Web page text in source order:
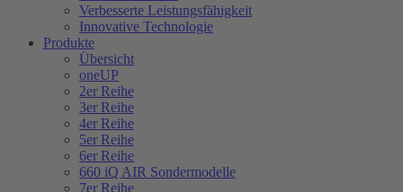
Verbesserte Leistungsfähigkeit
Innovative Technologie
Produkte
Übersicht
oneUP
2er Reihe
3er Reihe
4er Reihe
5er Reihe
6er Reihe
660 iQ AIR Sondermodelle
7er Reihe